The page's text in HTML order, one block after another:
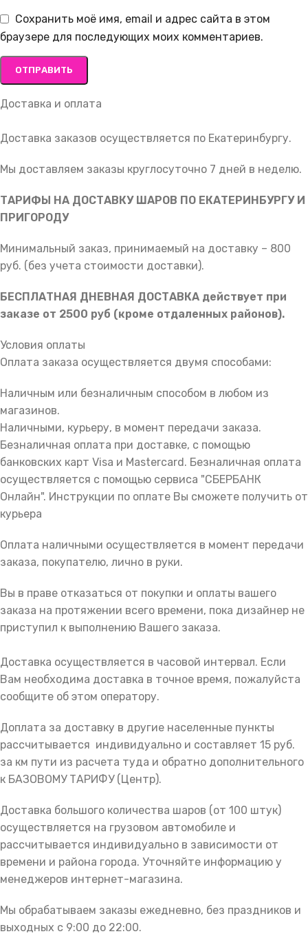
Сохранить моё имя, email и адрес сайта в этом
браузере для последующих моих комментариев.
Доставка и оплата
Доставка заказов осуществляется по Екатеринбургу.
Мы доставляем заказы круглосуточно 7 дней в неделю.
ТАРИФЫ НА ДОСТАВКУ ШАРОВ ПО ЕКАТЕРИНБУРГУ И
ПРИГОРОДУ
Минимальный заказ, принимаемый на доставку – 800
руб. (без учета стоимости доставки).
БЕСПЛАТНАЯ ДНЕВНАЯ ДОСТАВКА действует при
заказе от 2500 руб (кроме отдаленных районов).
Условия оплаты
Оплата заказа осуществляется двумя способами:
Наличным или безналичным способом в любом из
магазинов.
Наличными, курьеру, в момент передачи заказа.
Безналичная оплата при доставке, с помощью
банковских карт Visa и Mastercard. Безналичная оплата
осуществляется с помощью сервиса "СБЕРБАНК
Онлайн". Инструкции по оплате Вы сможете получить от
курьера
Оплата наличными осуществляется в момент передачи
заказа, покупателю, лично в руки.
Вы в праве отказаться от покупки и оплаты вашего
заказа на протяжении всего времени, пока дизайнер не
приступил к выполнению Вашего заказа.
Доставка осуществляется в часовой интервал. Если
Вам необходима доставка в точное время, пожалуйста
сообщите об этом оператору.
Доплата за доставку в другие населенные пункты
рассчитывается индивидуально и составляет 15 руб.
за км пути из расчета туда и обратно дополнительного
к БАЗОВОМУ ТАРИФУ (Центр).
Доставка большого количества шаров (от 100 штук)
осуществляется на грузовом автомобиле и
рассчитывается индивидуально в зависимости от
времени и района города. Уточняйте информацию у
менеджеров интернет-магазина.
Мы обрабатываем заказы ежедневно, без праздников и
выходных с 9:00 до 22:00.